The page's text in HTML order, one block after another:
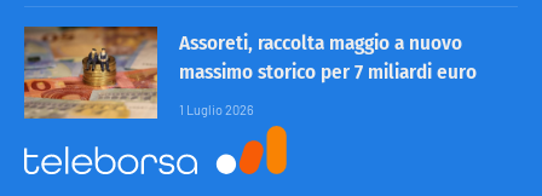
Assoreti, raccolta maggio a nuovo
massimo storico per 7 miliardi euro
1 Luglio 2026